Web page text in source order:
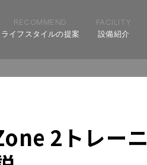
RECOMMEND
ライフスタイルの提案
FACILITY
設備紹介
2トレーニ